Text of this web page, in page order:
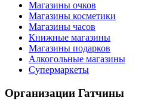
Магазины очков
Магазины косметики
Магазины часов
Книжные магазины
Магазины подарков
Алкогольные магазины
Супермаркеты
Организации Гатчины